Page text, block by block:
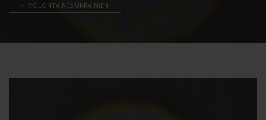
VOLONTAIRES UKRAINIEN